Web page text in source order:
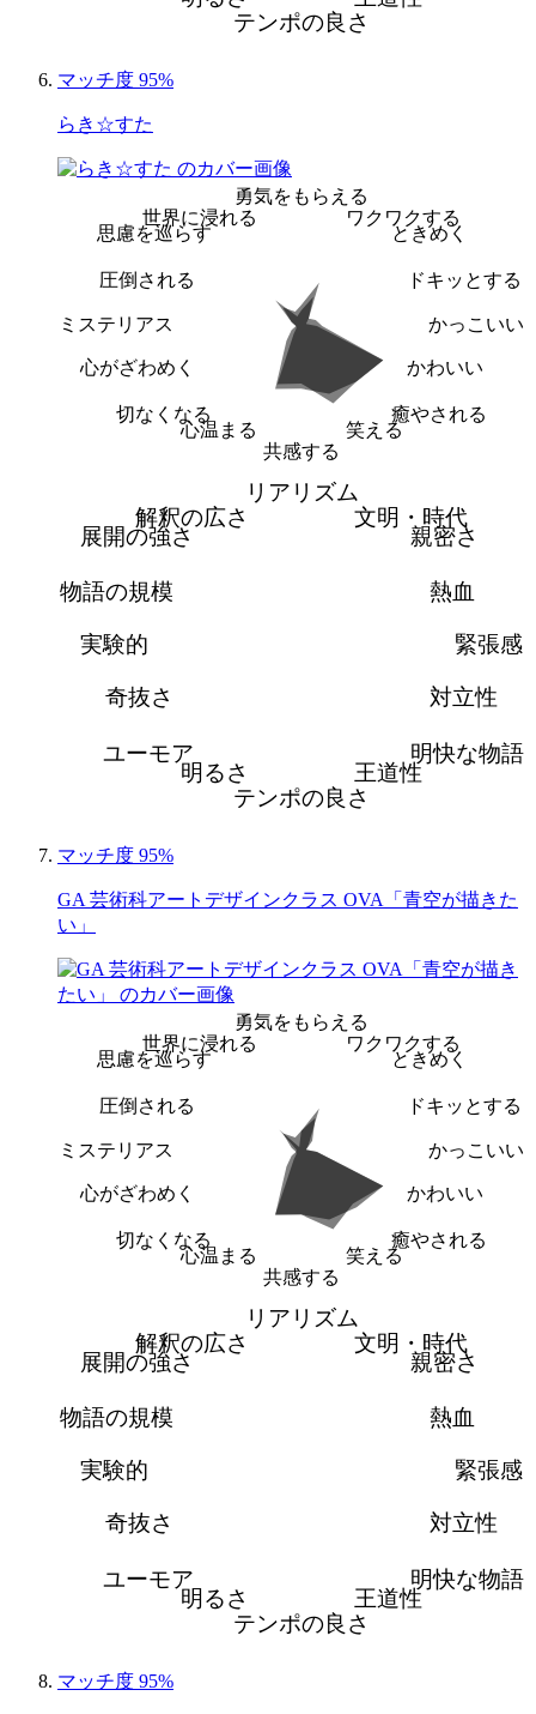
テンポの良さ
マッチ度 95%
らき☆すた
勇気をもらえる
ワクワクする
ときめく
ドキッとする
かっこいい
かわいい
癒やされる
笑える
共感する
心温まる
切なくなる
心がざわめく
ミステリアス
圧倒される
思慮を巡らす
世界に浸れる
リアリズム
文明・時代
親密さ
熱血
緊張感
対立性
明快な物語
王道性
テンポの良さ
明るさ
ユーモア
奇抜さ
実験的
物語の規模
展開の強さ
解釈の広さ
マッチ度 95%
GA 芸術科アートデザインクラス OVA「青空が描きた
い」
勇気をもらえる
ワクワクする
ときめく
ドキッとする
かっこいい
かわいい
癒やされる
笑える
共感する
心温まる
切なくなる
心がざわめく
ミステリアス
圧倒される
思慮を巡らす
世界に浸れる
リアリズム
文明・時代
親密さ
熱血
緊張感
対立性
明快な物語
王道性
テンポの良さ
明るさ
ユーモア
奇抜さ
実験的
物語の規模
展開の強さ
解釈の広さ
マッチ度 95%